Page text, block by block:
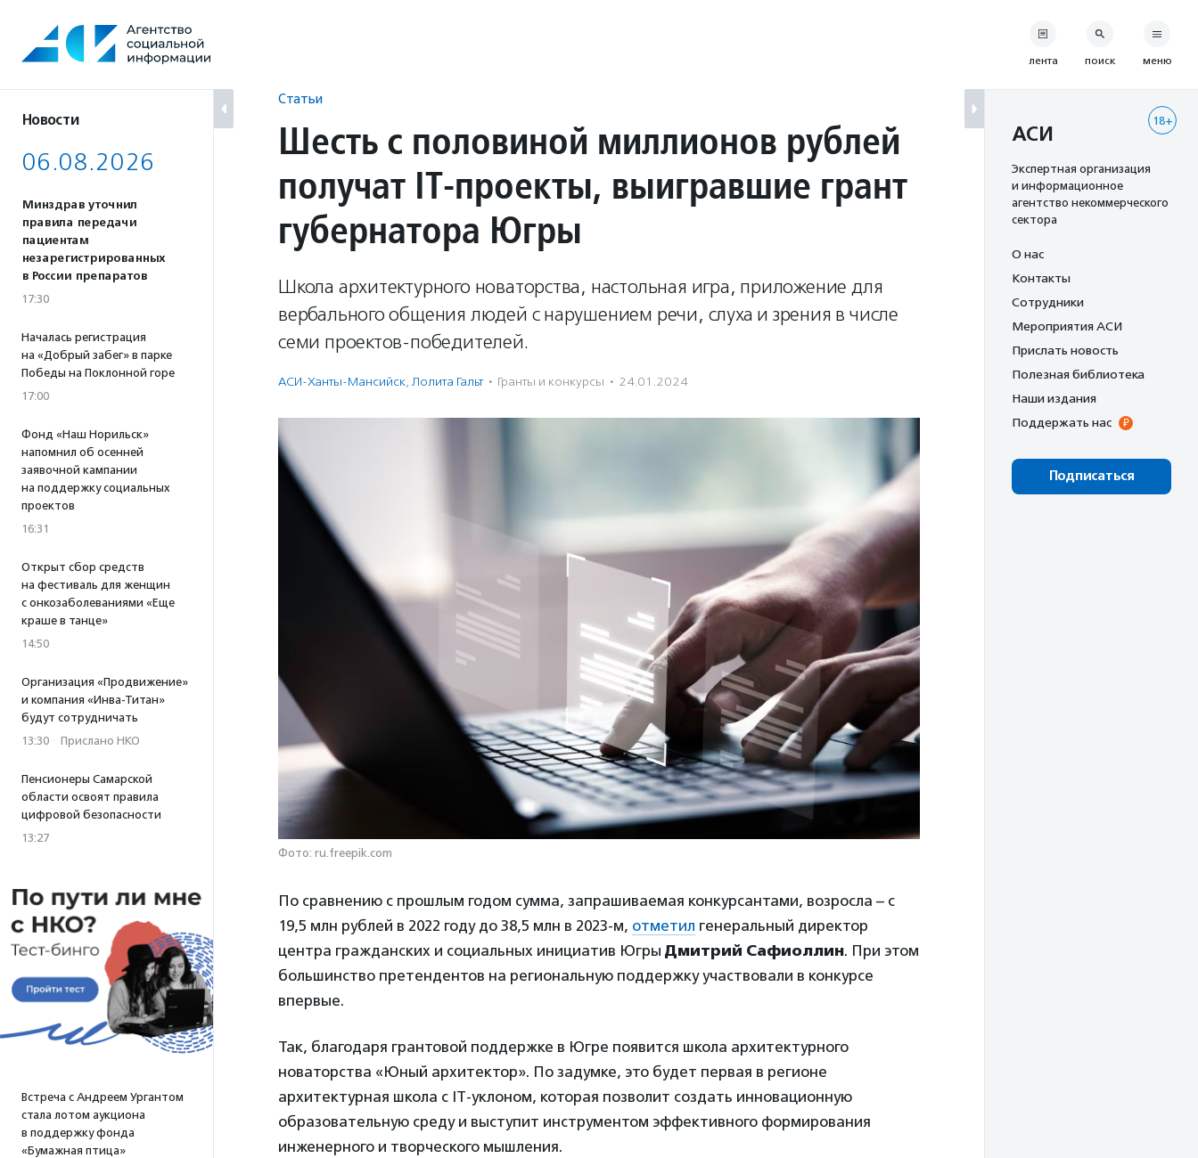
содержанию
Новости
06.08.2026
Минздрав уточнил
правила передачи
пациентам
незарегистрированных
в России препаратов
17:30
Началась регистрация
на «Добрый забег» в парке
Победы на Поклонной горе
17:00
Фонд «Наш Норильск»
напомнил об осенней
заявочной кампании
на поддержку социальных
проектов
16:31
Открыт сбор средств
на фестиваль для женщин
с онкозаболеваниями «Еще
краше в танце»
14:50
Организация «Продвижение»
и компания «Инва-Титан»
будут сотрудничать
13:30 · Прислано НКО
Пенсионеры Самарской
области освоят правила
цифровой безопасности
13:27
Встреча с Андреем Ургантом
стала лотом аукциона
в поддержку фонда
«Бумажная птица»
Статьи
Шесть с половиной миллионов рублей
получат IT-проекты, выигравшие грант
губернатора Югры
Школа архитектурного новаторства, настольная игра, приложение для
вербального общения людей с нарушением речи, слуха и зрения в числе
семи проектов-победителей.
АСИ-Ханты-Мансийск, Лолита Гальт · Гранты и конкурсы · 24.01.2024
Фото: ru.freepik.com
По сравнению с прошлым годом сумма, запрашиваемая конкурсантами, возросла – с
19,5 млн рублей в 2022 году до 38,5 млн в 2023-м, отметил генеральный директор
центра гражданских и социальных инициатив Югры Дмитрий Сафиоллин. При этом
большинство претендентов на региональную поддержку участвовали в конкурсе
впервые.
Так, благодаря грантовой поддержке в Югре появится школа архитектурного
новаторства «Юный архитектор». По задумке, это будет первая в регионе
архитектурная школа с IT-уклоном, которая позволит создать инновационную
образовательную среду и выступит инструментом эффективного формирования
инженерного и творческого мышления.
лента поиск меню
18+
АСИ
Экспертная организация
и информационное
агентство некоммерческого
сектора
О нас
Контакты
Сотрудники
Мероприятия АСИ
Прислать новость
Полезная библиотека
Наши издания
Поддержать нас
Подписаться